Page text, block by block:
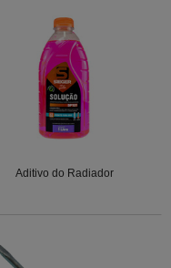
Aditivo do Radiador